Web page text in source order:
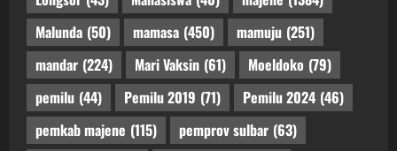
Malunda (50) mamasa (450) mamuju (251)
mandar (224) Mari Vaksin (61) Moeldoko (79)
pemilu (44) Pemilu 2019 (71) Pemilu 2024 (46)
pemkab majene (115) pemprov sulbar (63)